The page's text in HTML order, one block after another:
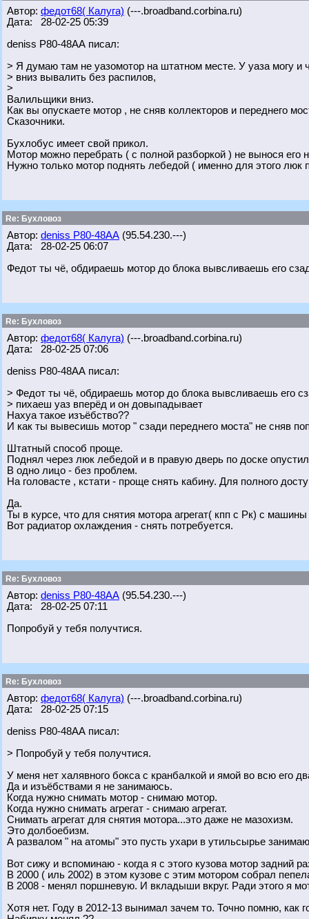
Автор: федот68( Калуга) (---.broadband.corbina.ru)
Дата: 28-02-25 05:39
deniss Р80-48АА писал:
> Я думаю там не уазомотор на штатном месте. У уаза могу и
> вниз вывалить без распилов,
>
Валильщики вниз.
Как вы опускаете мотор , не сняв коллекторов и переднего
Сказочники.
Бухлобус имеет свой прикол.
Мотор можно перебрать ( с полной разборкой ) не вынося его
Нужно только мотор поднять лебедой ( именно для этого люк
Re: Бухловоз
Автор: deniss Р80-48АА (95.54.230.---)
Дата: 28-02-25 06:07
Федот ты чё, обдираешь мотор до блока вывсливаешь его
Re: Бухловоз
Автор: федот68( Калуга) (---.broadband.corbina.ru)
Дата: 28-02-25 07:06
deniss Р80-48АА писал:
> Федот ты чё, обдираешь мотор до блока вывсливаешь его
> пихаеш уаз вперёд и он довыпадывает
Нахуа такое изъёбство??
И как ты вывесишь мотор " сзади переднего моста" не сняв
Штатный способ проще.
Поднял через люк лебедой и в правую дверь по доске
В одно лицо - без проблем.
На головасте , кстати - проще снять кабину. Для полного
Да.
Ты в курсе, что для снятия мотора агрегат( кпп с Рк) с
Вот радиатор охлаждения - снять потребуется.
Re: Бухловоз
Автор: deniss Р80-48АА (95.54.230.---)
Дата: 28-02-25 07:11
Попробуй у тебя получтися.
Re: Бухловоз
Автор: федот68( Калуга) (---.broadband.corbina.ru)
Дата: 28-02-25 07:15
deniss Р80-48АА писал:
> Попробуй у тебя получтися.
У меня нет халявного бокса с кранбалкой и ямой во всю его
Да и изъёбствами я не занимаюсь.
Когда нужно снимать мотор - снимаю мотор.
Когда нужно снимать агрегат - снимаю агрегат.
Снимать агрегат для снятия мотора...это даже не мазохизм.
Это долбоебизм.
А развалом " на атомы" это пусть ухари в утильсырье
Вот сижу и вспоминаю - когда я с этого кузова мотор задний
В 2000 ( иль 2002) в этом кузове с этим мотором собрал
В 2008 - менял поршневую. И вкладыши вкруг. Ради этого я
Хотя нет. Году в 2012-13 вынимал зачем то. Точно помню, как